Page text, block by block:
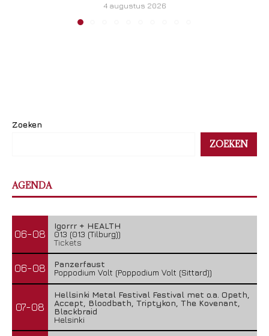
4 augustus 2026
Zoeken
ZOEKEN
AGENDA
06-08
Igorrr + HEALTH
013 (013 (Tilburg))
Tickets
06-08
Panzerfaust
Poppodium Volt (Poppodium Volt (Sittard))
07-08
Hellsinki Metal Festival Festival met o.a. Opeth,
Accept, Bloodbath, Triptykon, The Kovenant,
Blackbraid
Helsinki